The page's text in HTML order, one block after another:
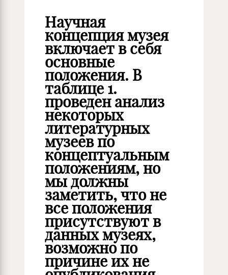
Научная
концепция музея
включает в себя
основные
положения. В
таблице 1.
проведен анализ
некоторых
литературных
музеев по
концептуальным
положениям, но
мы должны
заметить, что не
все положения
присутствуют в
данных музеях,
возможно по
причине их не